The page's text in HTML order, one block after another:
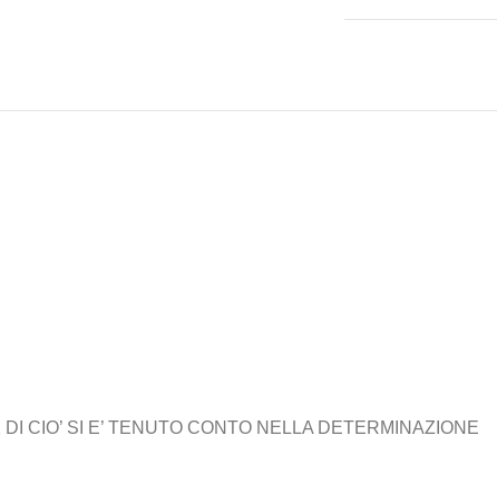
CIO’ SI E’ TENUTO CONTO NELLA DETERMINAZIONE